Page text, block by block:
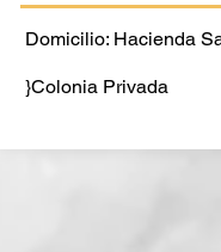
Domicilio: Hacienda
}Colonia Privada